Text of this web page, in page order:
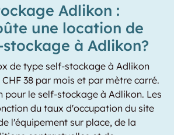
Adlikon :
une location de
à Adlikon?
de type self-stockage à Adlikon
38 par mois et par mètre carré.
pour le self-stockage à Adlikon. Les
du taux d'occupation du site
l'équipement sur place, de la